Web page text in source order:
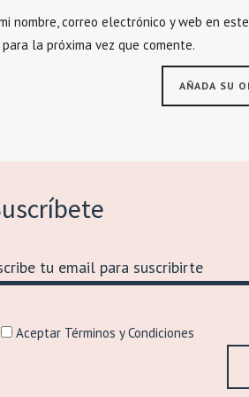
nombre, correo electrónico y web en este
la próxima vez que comente.
Aceptar Términos y Condiciones